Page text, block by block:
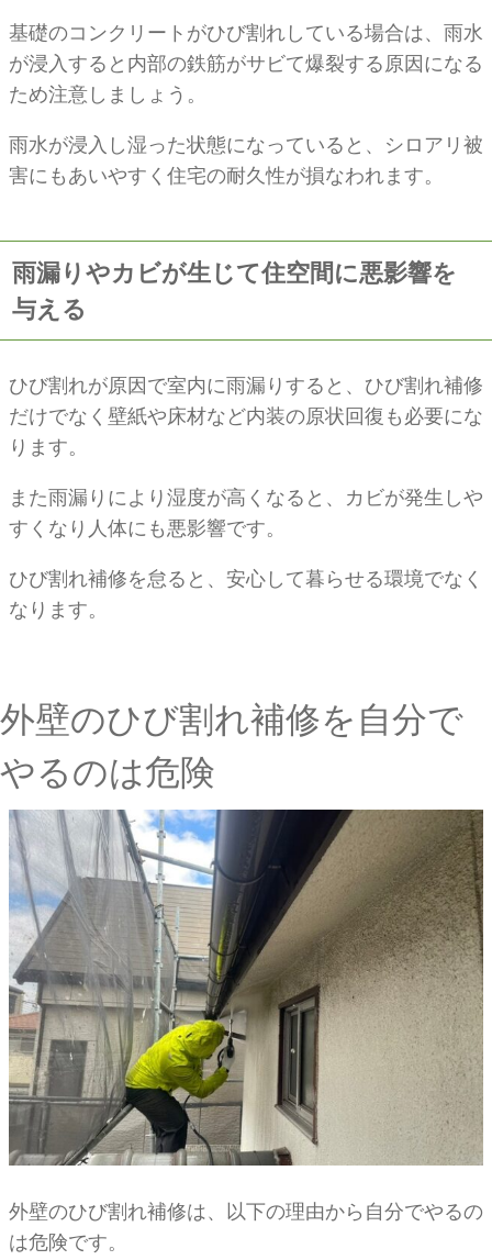
基礎のコンクリートがひび割れしている場合は、雨水
が浸入すると内部の鉄筋がサビて爆裂する原因になる
ため注意しましょう。
雨水が浸入し湿った状態になっていると、シロアリ被
害にもあいやすく住宅の耐久性が損なわれます。
雨漏りやカビが生じて住空間に悪影響を
与える
ひび割れが原因で室内に雨漏りすると、ひび割れ補修
だけでなく壁紙や床材など内装の原状回復も必要にな
ります。
また雨漏りにより湿度が高くなると、カビが発生しや
すくなり人体にも悪影響です。
ひび割れ補修を怠ると、安心して暮らせる環境でなく
なります。
外壁のひび割れ補修を自分で
やるのは危険
外壁のひび割れ補修は、以下の理由から自分でやるの
は危険です。